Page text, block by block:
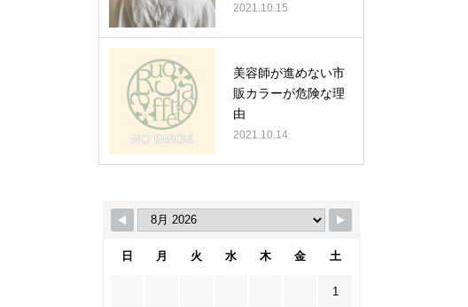
2021.10.15
美容師が進めない市
販カラーが危険な理
由
2021.10.14
日 月 火 水 木 金 土
1